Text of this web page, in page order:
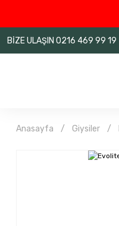
BİZE ULAŞIN 0216 469 99 19
Anasayfa Giysiler